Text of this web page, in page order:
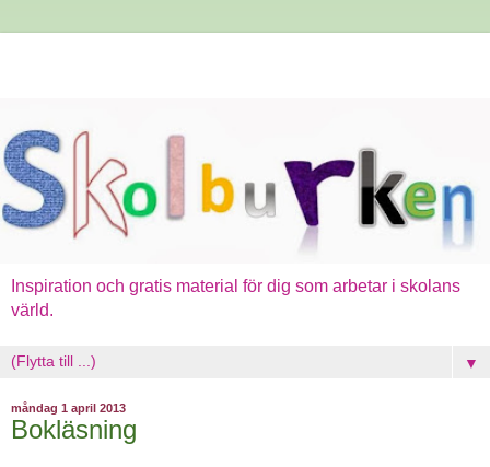
Inspiration och gratis material för dig som arbetar i skolans
värld.
▼
måndag 1 april 2013
Bokläsning